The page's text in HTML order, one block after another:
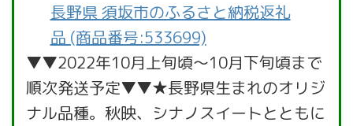
長野県 須坂市のふるさと納税返礼
品 (商品番号:533699)
▼▼2022年10月上旬頃～10月下旬頃まで
順次発送予定▼▼★長野県生まれのオリジ
ナル品種。秋映、シナノスイートとともに